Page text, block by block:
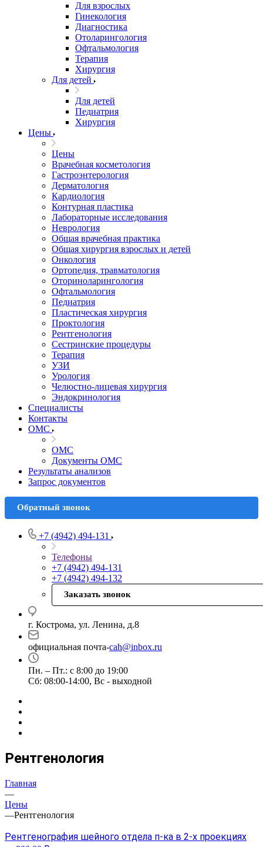
Для взрослых
Гинекология
Диагностика
Отоларингология
Офтальмология
Терапия
Хирургия
Для детей
Для детей
Педиатрия
Хирургия
Цены
Цены
Врачебная косметология
Гастроэнтерология
Дерматология
Кардиология
Контурная пластика
Лабораторные исследования
Неврология
Общая врачебная практика
Общая хирургия взрослых и детей
Онкология
Ортопедия, травматология
Оториноларингология
Офтальмология
Педиатрия
Пластическая хирургия
Проктология
Рентгенология
Сестринские процедуры
Терапия
УЗИ
Урология
Челюстно-лицевая хирургия
Эндокринология
Специалисты
Контакты
ОМС
ОМС
Документы ОМС
Результаты анализов
Запрос документов
Обратный звонок
+7 (4942) 494-131
Телефоны
+7 (4942) 494-131
+7 (4942) 494-132
Заказать звонок
г. Кострома, ул. Ленина, д.8
официальная почта-cah@inbox.ru
Пн. – Пт.: с 8:00 до 19:00
Сб: 08:00-14:00, Вс - выходной
Рентгенология
Главная
—
Цены
—Рентгенология
Рентгенография шейного отдела п-ка в 2-х проекциях